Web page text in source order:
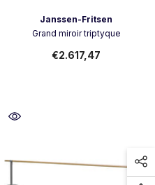
Vendeur:Janssen-Fritsen
Grand miroir triptyque
€2.617,47